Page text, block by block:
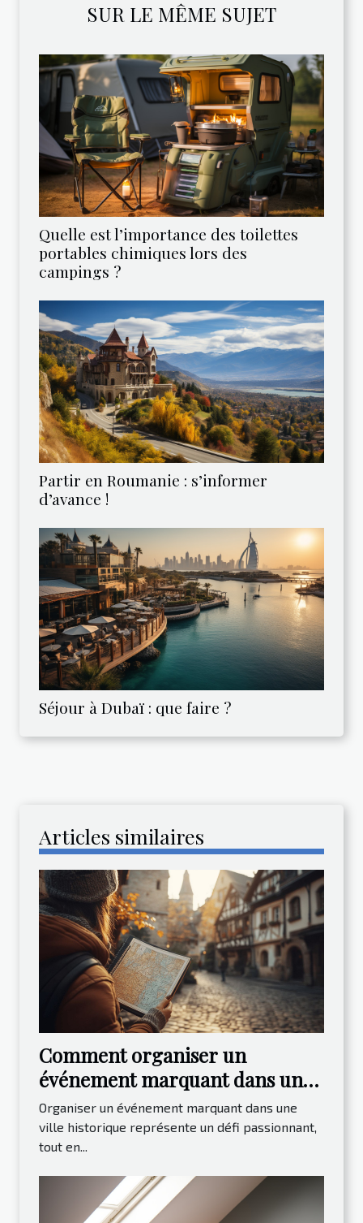
SUR LE MÊME SUJET
Quelle est l’importance des toilettes
portables chimiques lors des
campings ?
Partir en Roumanie : s’informer
d’avance !
Séjour à Dubaï : que faire ?
Articles similaires
Comment organiser un
événement marquant dans une
ville historique ?
Organiser un événement marquant dans une
ville historique représente un défi passionnant,
tout en...